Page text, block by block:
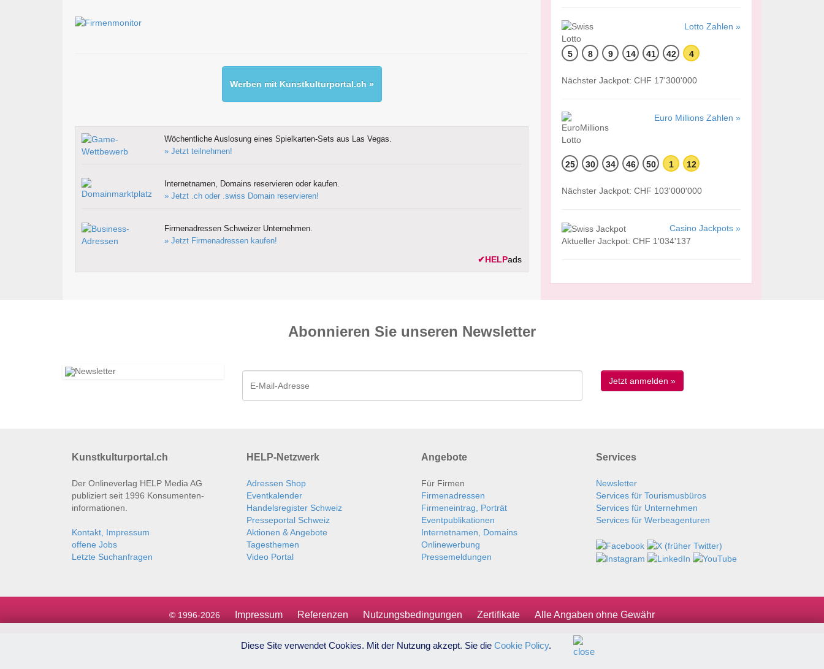
Werben mit Kunstkulturportal.ch »
Wöchentliche Auslosung eines Spielkarten-Sets aus Las Vegas.
» Jetzt teilnehmen!
Internetnamen, Domains reservieren oder kaufen.
» Jetzt .ch oder .swiss Domain reservieren!
Firmenadressen Schweizer Unternehmen.
» Jetzt Firmenadressen kaufen!
✔HELPads
Lotto Zahlen »
5 8 9 14 41 42 4
Nächster Jackpot: CHF 17'300'000
Euro Millions Zahlen »
25 30 34 46 50 1 12
Nächster Jackpot: CHF 103'000'000
Casino Jackpots »
Aktueller Jackpot: CHF 1'034'137
Abonnieren Sie unseren News­letter
Kunstkulturportal.ch
Der Onlineverlag HELP Media AG
publiziert seit 1996 Konsumenten­
informationen.
Kontakt, Impressum
offene Jobs
Letzte Suchanfragen
HELP-Netzwerk
Adressen Shop
Eventkalender
Handelsregister Schweiz
Presseportal Schweiz
Aktionen & Angebote
Tagesthemen
Video Portal
Angebote
Für Firmen
Firmenadressen
Firmeneintrag, Porträt
Eventpublikationen
Internetnamen, Domains
Onlinewerbung
Pressemeldungen
Services
Newsletter
Services für Tourismusbüros
Services für Unternehmen
Services für Werbeagenturen
© 1996-2026 Impressum Referenzen Nutzungsbedingungen Zertifikate Alle Angaben ohne Gewähr
Diese Site verwendet Cookies. Mit der Nutzung akzept. Sie die Cookie Policy.